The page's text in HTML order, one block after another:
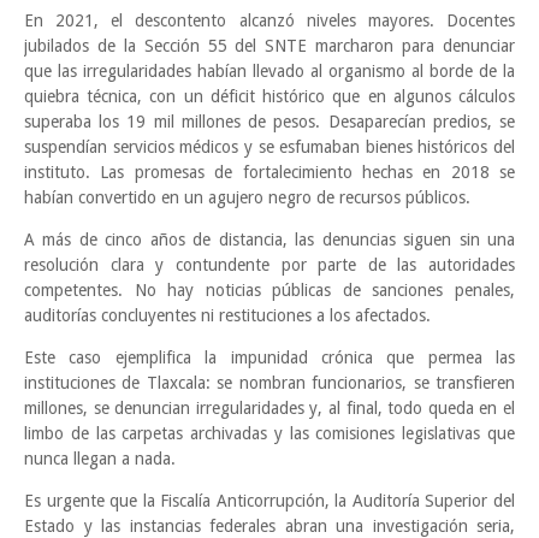
En 2021, el descontento alcanzó niveles mayores. Docentes
jubilados de la Sección 55 del SNTE marcharon para denunciar
que las irregularidades habían llevado al organismo al borde de la
quiebra técnica, con un déficit histórico que en algunos cálculos
superaba los 19 mil millones de pesos. Desaparecían predios, se
suspendían servicios médicos y se esfumaban bienes históricos del
instituto. Las promesas de fortalecimiento hechas en 2018 se
habían convertido en un agujero negro de recursos públicos.
A más de cinco años de distancia, las denuncias siguen sin una
resolución clara y contundente por parte de las autoridades
competentes. No hay noticias públicas de sanciones penales,
auditorías concluyentes ni restituciones a los afectados.
Este caso ejemplifica la impunidad crónica que permea las
instituciones de Tlaxcala: se nombran funcionarios, se transfieren
millones, se denuncian irregularidades y, al final, todo queda en el
limbo de las carpetas archivadas y las comisiones legislativas que
nunca llegan a nada.
Es urgente que la Fiscalía Anticorrupción, la Auditoría Superior del
Estado y las instancias federales abran una investigación seria,